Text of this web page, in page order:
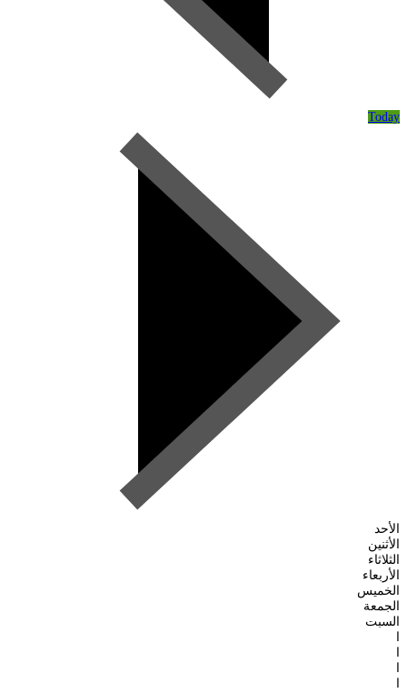
Today
الأحد
الأثنين
الثلاثاء
الأربعاء
الخميس
الجمعة
السبت
ا
ا
ا
ا